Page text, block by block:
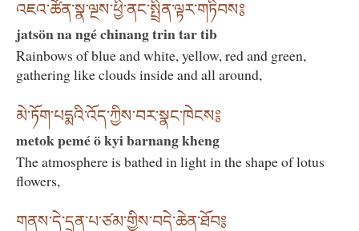
འཇའ་ཚོན་སྣ་ལྔས་ཕྱི་ནང་སྤྲིན་ལྟར་གཏིབས༔
jatsön na ngé chinang trin tar tib
Rainbows of blue and white, yellow, red and green,
gathering like clouds inside and all around,
མེ་ཏོག་པདྨའི་འོད་ཀྱིས་བར་སྣང་ཁེངས༔
metok pemé ö kyi barnang kheng
The atmosphere is bathed in light in the shape of lotus
flowers,
གནས་དེ་དྲན་པ་ཙམ་གྱིས་བདེ་ཆེན་ཐོབ༔